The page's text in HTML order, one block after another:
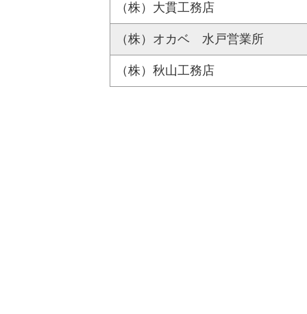
（株）大貫工務店
（株）オカベ 水戸営業所
（株）秋山工務店